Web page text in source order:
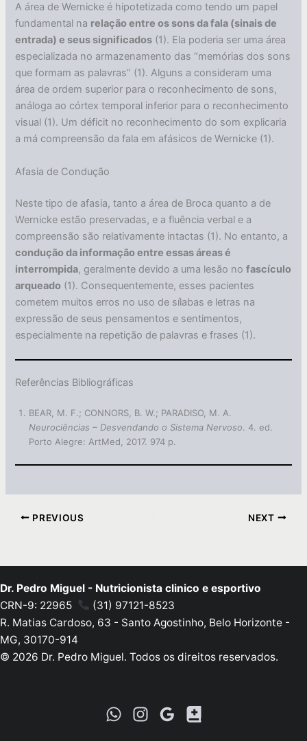
A área de Wernicke é hipotetizada como tendo um papel
fundamental na relação entre os sons da fala (sinais de
entrada) e seus significados (1). Ela poderia ser uma área
especializada no armazenamento das “memórias dos sons
que formam as palavras” (1). Alguns a consideram uma
área de ordem superior para o reconhecimento de sons,
análoga ao córtex temporal inferior para o reconhecimento
visual (1). Um déficit no reconhecimento do som explicaria
a má compreensão da fala em afásicos de Wernicke (1).
Afasia de Condução
Neste tipo de afasia, tanto a área de Broca quanto a de
Wernicke estão preservadas, e a fluência verbal e a
compreensão são relativamente intactas (1). No entanto, a
condução da informação entre essas áreas é
interrompida, geralmente devido a uma lesão nofascículo
arqueado (1). Consequentemente, esses pacientes
cometem muitos erros no uso de sílabas e letras na
expressão de seus pensamentos e sentimentos,
especialmente na repetição de palavras e frases (1).
Referências Bibliográficas
BEAR, M. F.; CONNORS, B. W.; PARADISO, M. A.
Neurociências – Desvendando o Sistema Nervoso. 4. ed.
Porto Alegre: ArtMed, 2017. 974 p.
PREVIOUS NEXT
Dr. Pedro Miguel - Nutricionista clinico e esportivo
CRN-9: 22965
(31) 97121-8523
R. Matias Cardoso, 63 - Santo Agostinho, Belo Horizonte -
MG, 30170-914
© 2026 Dr. Pedro Miguel. Todos os direitos reservados.